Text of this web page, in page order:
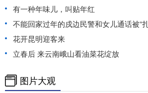
有一种年味儿，叫贴年红
不能回家过年的戍边民警和女儿通话被“
花开昆明迎客来
立春后 来云南峨山看油菜花绽放
图片大观